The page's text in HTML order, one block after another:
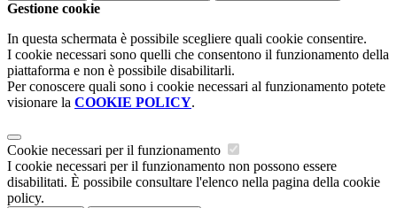
Gestione cookie
In questa schermata è possibile scegliere quali cookie consentire.
I cookie necessari sono quelli che consentono il funzionamento della
piattaforma e non è possibile disabilitarli.
Per conoscere quali sono i cookie necessari al funzionamento potete
visionare la COOKIE POLICY.
Cookie necessari per il funzionamento
I cookie necessari per il funzionamento non possono essere
disabilitati. È possibile consultare l'elenco nella pagina della cookie
policy.